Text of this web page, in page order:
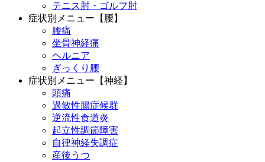
テニス肘・ゴルフ肘
症状別メニュー【腰】
腰痛
坐骨神経痛
ヘルニア
ぎっくり腰
症状別メニュー【神経】
頭痛
過敏性腸症候群
逆流性食道炎
起立性調節障害
自律神経失調症
産後うつ